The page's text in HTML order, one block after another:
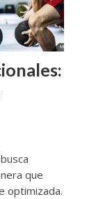
que
optimizada.